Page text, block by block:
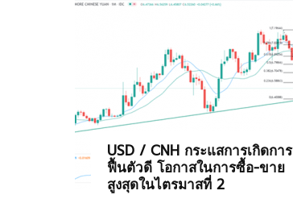
USD / CNH กระแสการเกิดการ
ฟื้นตัวดี โอกาสในการซื้อ-ขาย
สูงสุดในไตรมาสที่ 2